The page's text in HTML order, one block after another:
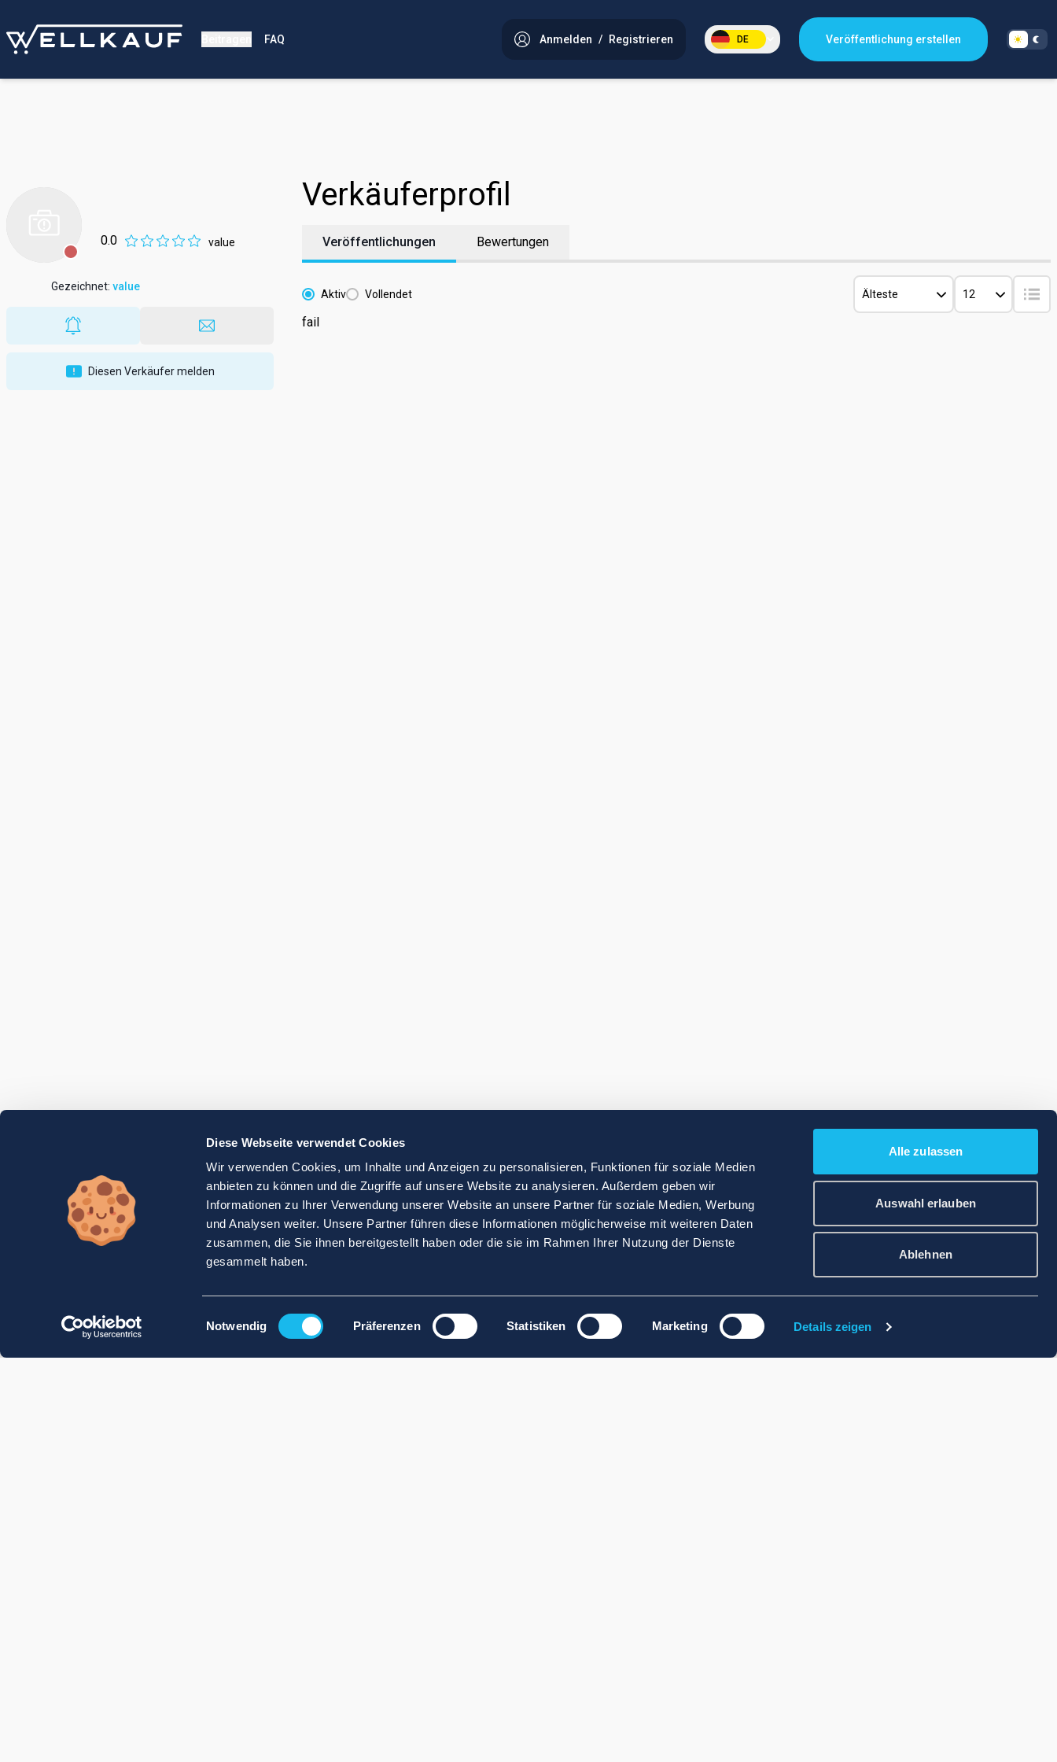
Diese Webseite verwendet Cookies
Wir verwenden Cookies, um Inhalte und Anzeigen zu personalisieren, Funktionen für soziale Medien
anbieten zu können und die Zugriffe auf unsere Website zu analysieren. Außerdem geben wir
Informationen zu Ihrer Verwendung unserer Website an unsere Partner für soziale Medien, Werbung
und Analysen weiter. Unsere Partner führen diese Informationen möglicherweise mit weiteren Daten
zusammen, die Sie ihnen bereitgestellt haben oder die sie im Rahmen Ihrer Nutzung der Dienste
gesammelt haben.
Einwilligungsauswahl
Notwendig Präferenzen Statistiken Marketing Details zeigen
Alle zulassen
Auswahl erlauben
Ablehnen
FAQ Anmelden / Registrieren DE Veröffentlichung erstellen
0.0 value
Gezeichnet: value
Diesen Verkäufer melden
Verkäuferprofil
Veröffentlichungen Bewertungen
Aktiv Vollendet Älteste 12
fail